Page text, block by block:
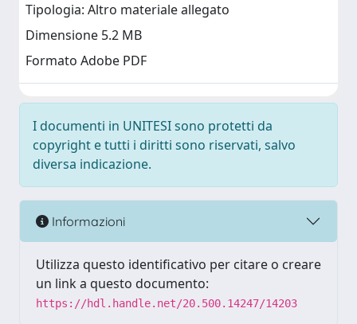
Tipologia: Altro materiale allegato
Dimensione 5.2 MB
Formato Adobe PDF
I documenti in UNITESI sono protetti da
copyright e tutti i diritti sono riservati, salvo
diversa indicazione.
Informazioni
Utilizza questo identificativo per citare o creare
un link a questo documento:
https://hdl.handle.net/20.500.14247/14203